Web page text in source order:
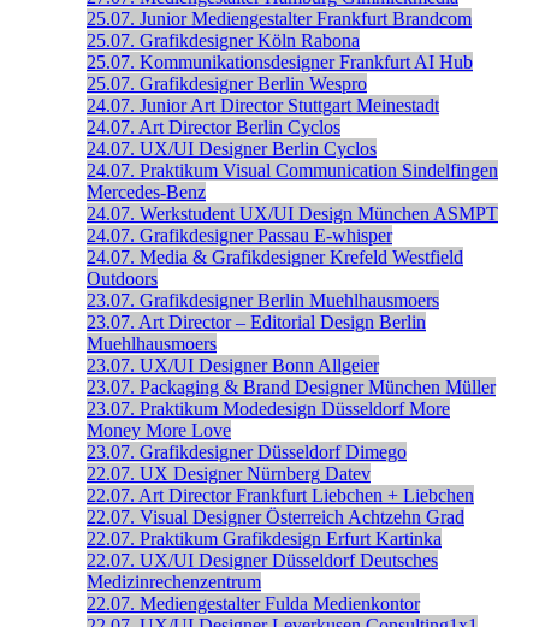
25.07. Junior Mediengestalter Frankfurt Brandcom
25.07. Grafikdesigner Köln Rabona
25.07. Kommunikationsdesigner Frankfurt AI Hub
25.07. Grafikdesigner Berlin Wespro
24.07. Junior Art Director Stuttgart Meinestadt
24.07. Art Director Berlin Cyclos
24.07. UX/UI Designer Berlin Cyclos
24.07. Praktikum Visual Communication Sindelfingen
Mercedes-Benz
24.07. Werkstudent UX/UI Design München ASMPT
24.07. Grafikdesigner Passau E-whisper
24.07. Media & Grafikdesigner Krefeld Westfield
Outdoors
23.07. Grafikdesigner Berlin Muehlhausmoers
23.07. Art Director – Editorial Design Berlin
Muehlhausmoers
23.07. UX/UI Designer Bonn Allgeier
23.07. Packaging & Brand Designer München Müller
23.07. Praktikum Modedesign Düsseldorf More
Money More Love
23.07. Grafikdesigner Düsseldorf Dimego
22.07. UX Designer Nürnberg Datev
22.07. Art Director Frankfurt Liebchen + Liebchen
22.07. Visual Designer Österreich Achtzehn Grad
22.07. Praktikum Grafikdesign Erfurt Kartinka
22.07. UX/UI Designer Düsseldorf Deutsches
Medizinrechenzentrum
22.07. Mediengestalter Fulda Medienkontor